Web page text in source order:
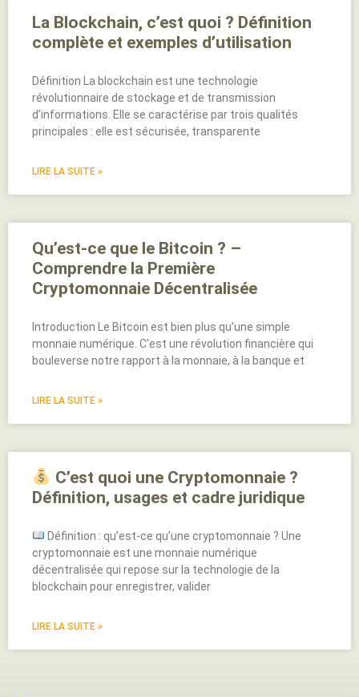
La Blockchain, c’est quoi ? Définition
complète et exemples d’utilisation
Définition La blockchain est une technologie
révolutionnaire de stockage et de transmission
d’informations. Elle se caractérise par trois qualités
principales : elle est sécurisée, transparente
LIRE LA SUITE »
Qu’est-ce que le Bitcoin ? –
Comprendre la Première
Cryptomonnaie Décentralisée
Introduction Le Bitcoin est bien plus qu’une simple
monnaie numérique. C’est une révolution financière qui
bouleverse notre rapport à la monnaie, à la banque et
LIRE LA SUITE »
C’est quoi une Cryptomonnaie ?
Définition, usages et cadre juridique
Définition : qu’est-ce qu’une cryptomonnaie ? Une
cryptomonnaie est une monnaie numérique
décentralisée qui repose sur la technologie de la
blockchain pour enregistrer, valider
LIRE LA SUITE »